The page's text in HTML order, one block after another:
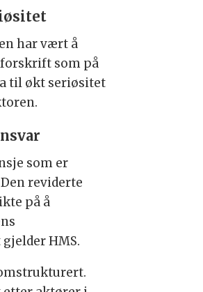
har vært å
som på
til økt seriøsitet
som er
reviderte
på å
HMS.